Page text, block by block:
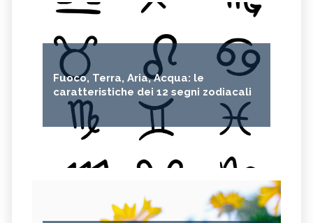
Fuoco, Terra, Aria, Acqua: le
caratteristiche dei 12 segni zodiacali